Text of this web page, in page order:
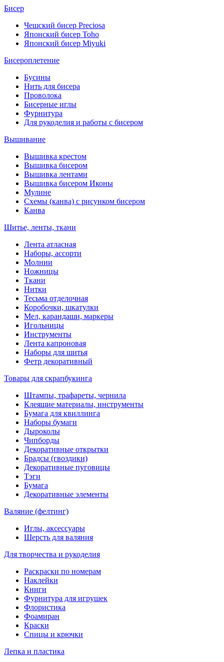
Бисер
Чешский бисер Preciosa
Японский бисер Toho
Японский бисер Miyuki
Бисероплетение
Бусины
Нить для бисера
Проволока
Бисерные иглы
Фурнитура
Для рукоделия и работы с бисером
Вышивание
Вышивка крестом
Вышивка бисером
Вышивка лентами
Вышивка бисером Иконы
Мулине
Схемы (канва) с рисунком бисером
Канва
Шитье, ленты, ткани
Лента атласная
Наборы, ассорти
Молнии
Ножницы
Ткани
Нитки
Тесьма отделочная
Коробочки, шкатулки
Мел, карандаши, маркеры
Игольницы
Инструменты
Лента капроновая
Наборы для шитья
Фетр декоративный
Товары для скрапбукинга
Штампы, трафареты, чернила
Клеящие материалы, инструменты
Бумага для квиллинга
Наборы бумаги
Дыроколы
Чипборды
Декоративные открытки
Брадсы (гвоздики)
Декоративные пуговицы
Тэги
Бумага
Декоративные элементы
Валяние (фелтинг)
Иглы, аксессуары
Шерсть для валяния
Для творчества и рукоделия
Раскраски по номерам
Наклейки
Книги
Фурнитура для игрушек
Флористика
Фоамиран
Краски
Спицы и крючки
Лепка и пластика